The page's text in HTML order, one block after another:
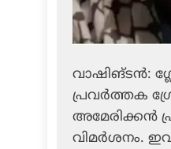
വാഷിങ്ടന്‍:
പ്രവര്‍ത്തക
അമേരിക്കന്‍
വിമര്‍ശനം.